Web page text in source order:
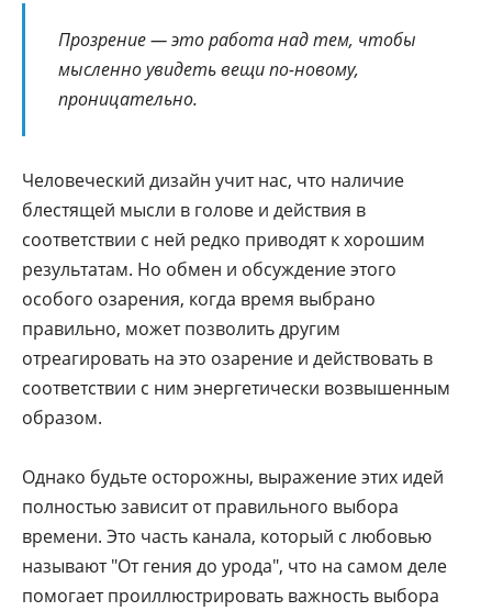
Прозрение — это работа над тем, чтобы
мысленно увидеть вещи по-новому,
проницательно.
Человеческий дизайн учит нас, что наличие
блестящей мысли в голове и действия в
соответствии с ней редко приводят к хорошим
результатам. Но обмен и обсуждение этого
особого озарения, когда время выбрано
правильно, может позволить другим
отреагировать на это озарение и действовать в
соответствии с ним энергетически возвышенным
образом.
Однако будьте осторожны, выражение этих идей
полностью зависит от правильного выбора
времени. Это часть канала, который с любовью
называют "От гения до урода", что на самом деле
помогает проиллюстрировать важность выбора